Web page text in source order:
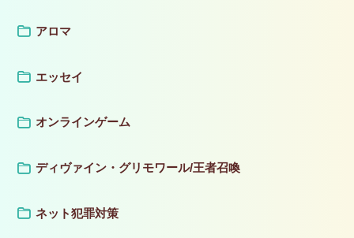
アロマ
エッセイ
オンラインゲーム
ディヴァイン・グリモワール/王者召喚
ネット犯罪対策